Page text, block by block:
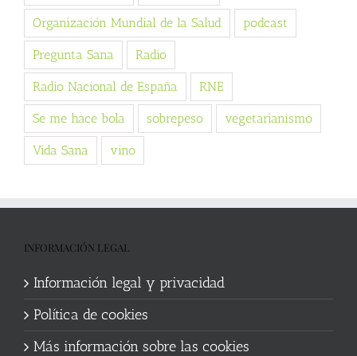
Organización Mundial de la Salud podcast
Pregunta Sana Radio
Radio Nacional de España RNE
Se me hace bola sobrepeso vegetarianismo
Vida Sana vino
INFORMACIÓN LEGAL
Información legal y privacidad
Política de cookies
Más información sobre las cookies